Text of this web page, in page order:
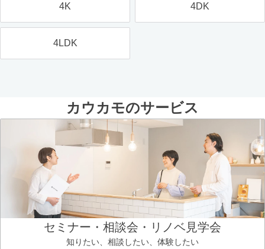
4K 4DK
4LDK
カウカモのサービス
セミナー・相談会・リノベ見学会
知りたい、相談したい、体験したい